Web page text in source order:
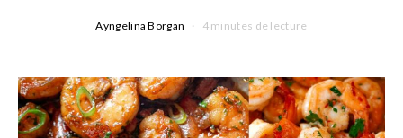
Ayngelina Borgan 4 minutes de lecture